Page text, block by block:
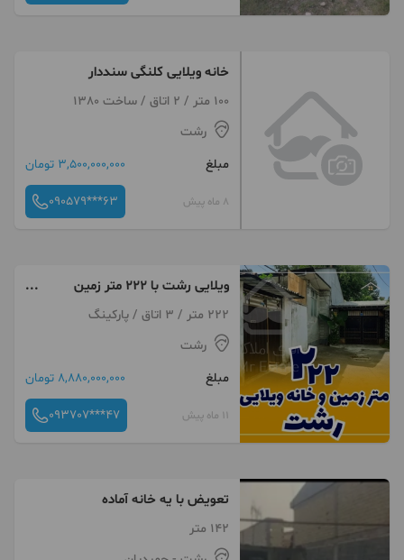
خانه ویلایی کلنگی سنددار
100 متر / 2 اتاق / ساخت 1380
رشت
مبلغ
3,500,000,000 تومان
8 ماه پیش 090579***63
ویلایی رشت با 222 متر زمین
امکان دریافت وام فرسوده
222 متر / 3 اتاق / پارکینگ
رشت
مبلغ
8,880,000,000 تومان
11 ماه پیش 093707***47
تعویض با یه خانه آماده
142 متر